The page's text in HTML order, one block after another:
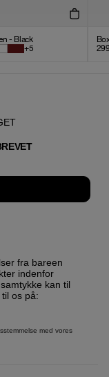
- Black
+5
T
fra bareen
indenfor
os på:
med vores